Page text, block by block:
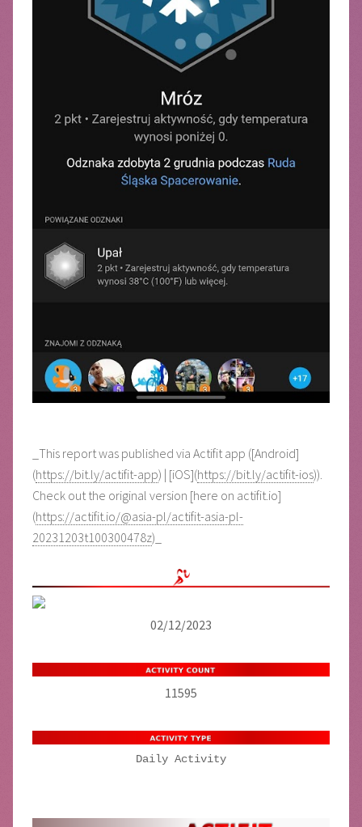
_This report was published via Actifit app ([Android]
(https://bit.ly/actifit-app) | [iOS](https://bit.ly/actifit-ios)).
Check out the original version [here on actifit.io]
(https://actifit.io/@asia-pl/actifit-asia-pl-
20231203t100300478z)_
02/12/2023
11595
Daily Activity